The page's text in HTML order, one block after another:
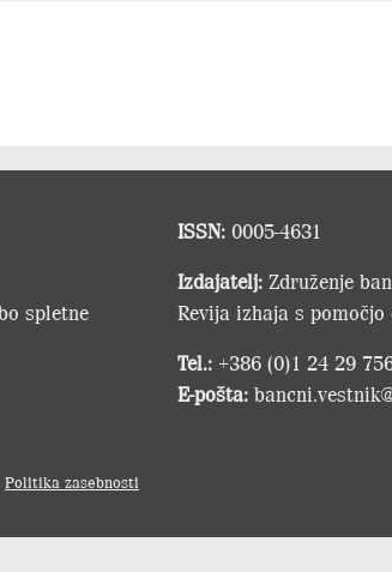
spletne
ISSN: 0005-4631
Izdajatelj: Združenje
Revija izhaja s pomočjo
Tel.: +386 (0)1 24 29
E-pošta:
Politika zasebnosti